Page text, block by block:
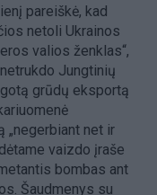
pareiškė, kad
netoli Ukrainos
valios ženklas“,
Jungtinių
grūdų eksportą
„negerbiant net ir
vaizdo įraše
bombas ant
Šaudmenys su